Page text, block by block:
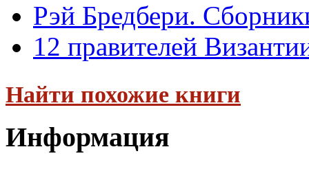
Рэй Бредбери.
12 правителей
Найти похожие книги
Информация